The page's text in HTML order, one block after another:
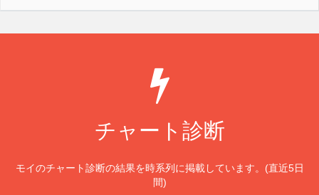
チャート診断
モイのチャート診断の結果を時系列に掲載しています。(直近5日
間)